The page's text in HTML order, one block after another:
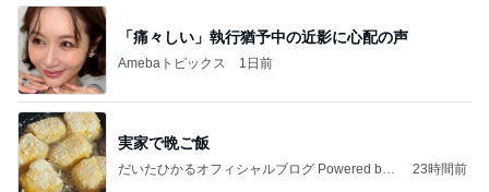
「痛々しい」執行猶予中の近影に心配の声
Amebaトピックス 1日前
実家で晩ご飯
だいたひかるオフィシャルブログ Powered by
23時間前